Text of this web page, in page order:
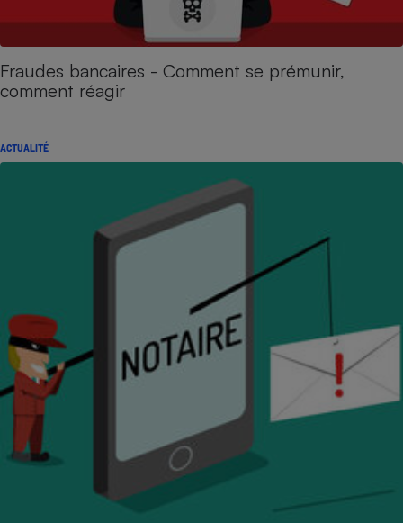
Fraudes bancaires - Comment se prémunir,
comment réagir
ACTUALITÉ